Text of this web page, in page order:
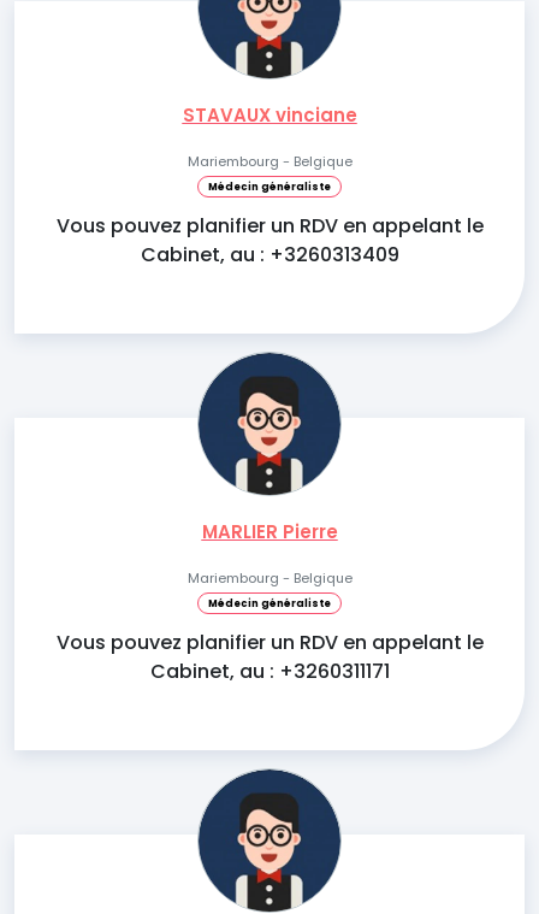
STAVAUX vinciane
Mariembourg - Belgique
Médecin généraliste
Vous pouvez planifier un RDV en appelant le
Cabinet, au : +3260313409
MARLIER Pierre
Mariembourg - Belgique
Médecin généraliste
Vous pouvez planifier un RDV en appelant le
Cabinet, au : +3260311171